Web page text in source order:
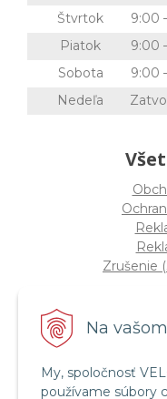
Na
My, spoločnosť
používame súbory
Štvrtok
9:00
Piatok
9:00
Sobota
9:00
Nedeľa
Zrušenie
Štatút